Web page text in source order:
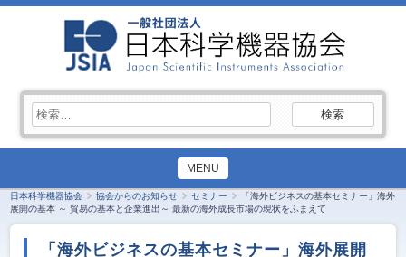
索:
MENU
日本科学機器協会 協会からのお知らせ セミナー
「海外ビジネスの基本セミナー」海外
展開の基本 ～ 貿易の基本と企業進出～ 最新の海外成長市場の現状をふまえて
「海外ビジネスの基本セミナー」海外展開